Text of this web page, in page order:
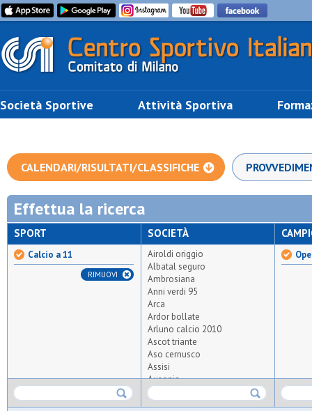
Società Sportive Attività Sportiva
CALENDARI/RISULTATI/CLASSIFICHE
Effettua la ricerca
SPORT
Calcio a 11
RIMUOVI
SOCIETÀ
Airoldi origgio
Albatal seguro
Ambrosiana
Anni verdi 95
Arca
Ardor bollate
Arluno calcio 2010
Ascot triante
Aso cernusco
Assisi
Ausonia
Barbarigo
Brioschese calcio